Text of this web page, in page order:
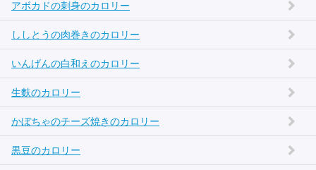
アボカドの刺身のカロリー
ししとうの肉巻きのカロリー
いんげんの白和えのカロリー
生麩のカロリー
かぼちゃのチーズ焼きのカロリー
黒豆のカロリー